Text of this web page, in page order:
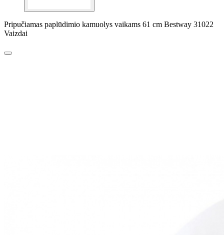
Pripučiamas paplūdimio kamuolys vaikams 61 cm Bestway 31022
Vaizdai